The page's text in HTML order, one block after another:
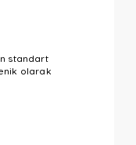
standart
olarak